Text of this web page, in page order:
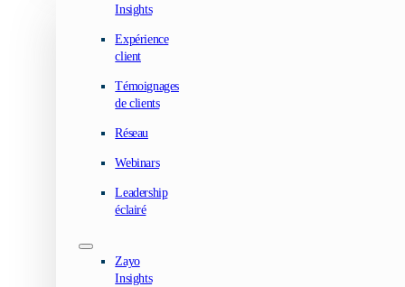
Insights
Expérience
client
Témoignages
de clients
Réseau
Webinars
Leadership
éclairé
Zayo
Insights